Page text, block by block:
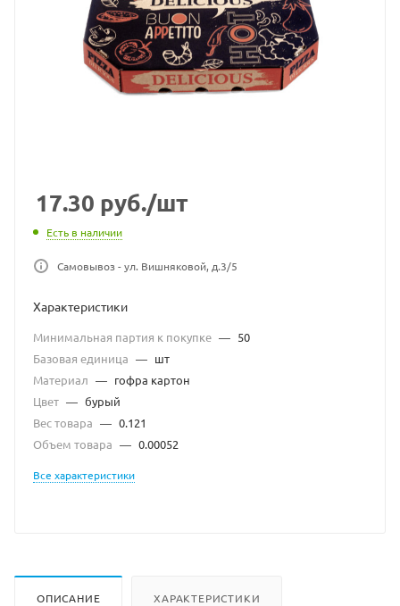
17.30 руб./шт
Есть в наличии
Самовывоз - ул. Вишняковой, д.3/5
Характеристики
Минимальная партия к покупке — 50
Базовая единица — шт
Материал — гофра картон
Цвет — бурый
Вес товара — 0.121
Объем товара — 0.00052
Все характеристики
ОПИСАНИЕ ХАРАКТЕРИСТИКИ